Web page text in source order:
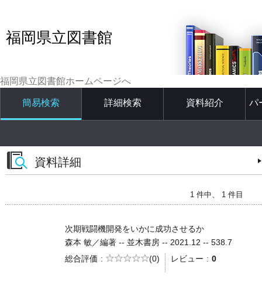
福岡県立図書館
福岡県立図書館ホームページへ
簡易検索 詳細検索 資料紹介 パ
資料詳細
1 件中、 1 件目
次期戦闘機開発をいかに成功させるか
森本 敏／編著 -- 並木書房 -- 2021.12 -- 538.7
総合評価
5段階評価
(0) レビュー 0